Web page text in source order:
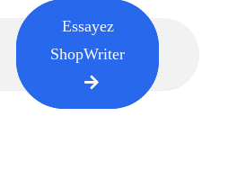
Essayez
ShopWriter